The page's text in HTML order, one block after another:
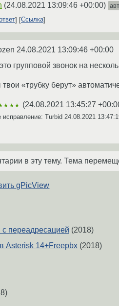
(24.08.2021 13:09:46 +00:00)
Ссылка
24.08.2021 13:09:46 +00:00
групповой звонок на
«трубку берут»
(24.08.2021 13:45:27
исправление: Turbid 24.08.2021
в эту тему. Тема
gPicView
переадресацией (2018)
Asterisk 14+Freepbx (2018)